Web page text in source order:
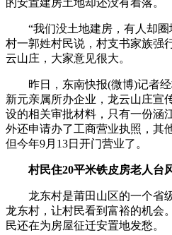
“我们没土地建房，有人却
村一郭姓村民说，村支书家族强
云山庄，大家意见很大。
昨日，东南快报(微博)记者
新元亲属所办企业，龙云山庄宣
设的相关审批材料，只有一份涵
外还申请办了工商营业执照，其
但今年9月13日开门营业了。
村民住20平米铁皮房老人台
龙东村是莆田山区的一个省
龙东村，让村民看到富裕的机会
民还在为房屋征迁安置地发愁。